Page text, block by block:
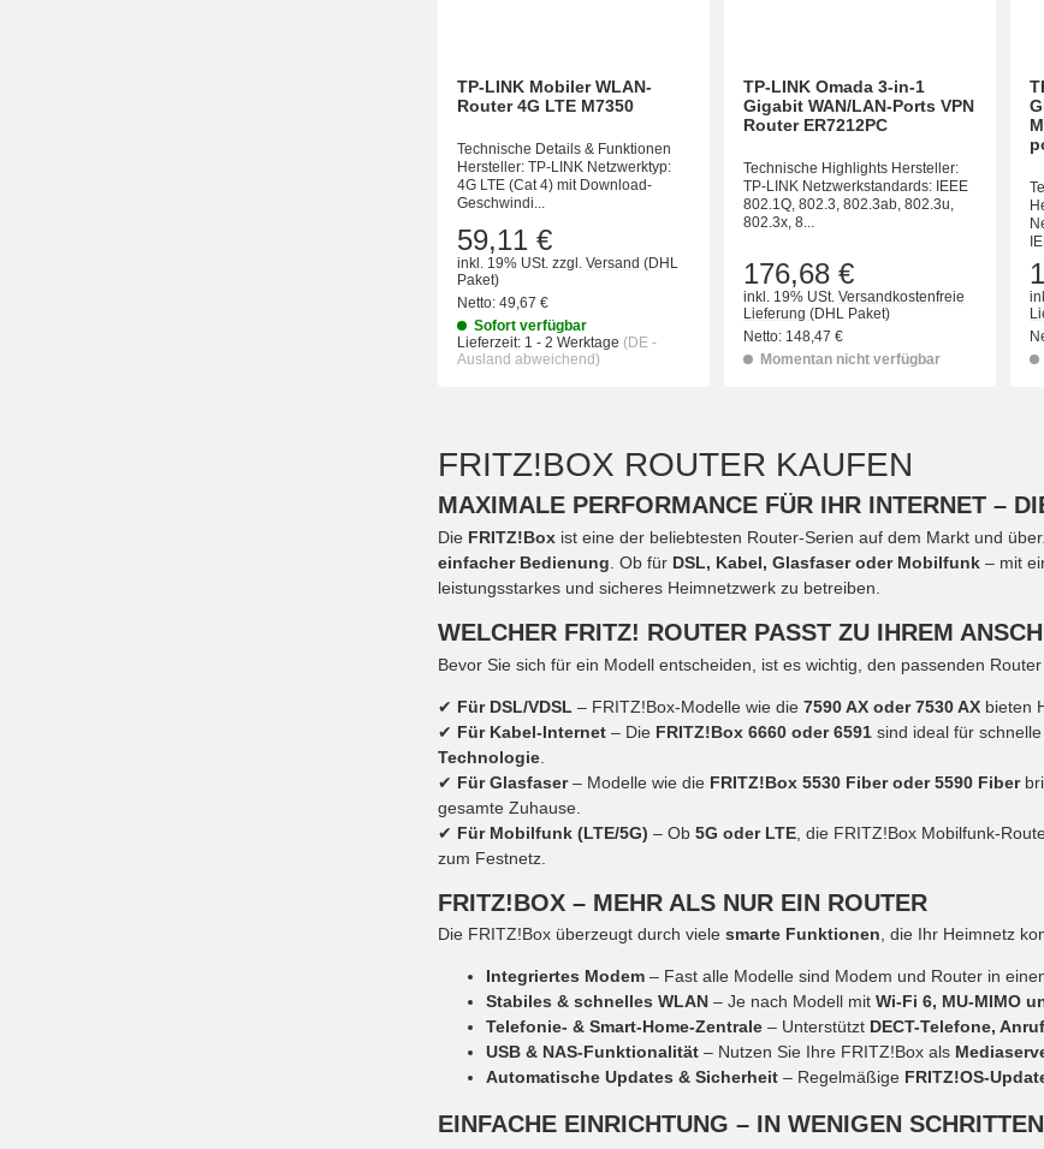
TP-LINK Mobiler WLAN-
Router 4G LTE M7350
Technische Details & Funktionen
Hersteller: TP-LINK Netzwerktyp:
4G LTE (Cat 4) mit Download-
Geschwindi...
59,11 €
inkl. 19% USt. zzgl. Versand (DHL
Paket)
Netto: 49,67 €
Sofort verfügbar
Lieferzeit: 1 - 2 Werktage (DE -
Ausland abweichend)
TP-LINK Omada 3-in-1
Gigabit WAN/LAN-Ports VPN
Router ER7212PC
Technische Highlights Hersteller:
TP-LINK Netzwerkstandards: IEEE
802.1Q, 802.3, 802.3ab, 802.3u,
802.3x, 8...
176,68 €
inkl. 19% USt. Versandkostenfreie
Lieferung (DHL Paket)
Netto: 148,47 €
Momentan nicht verfügbar
FRITZ!BOX ROUTER KAUFEN
MAXIMALE PERFORMANCE FÜR IHR INTERNET –
Die FRITZ!Box ist eine der beliebtesten Router-Serien auf dem Markt und
einfacher Bedienung . Ob für DSL, Kabel, Glasfaser oder Mobilfunk – mit
leistungsstarkes und sicheres Heimnetzwerk zu betreiben.
WELCHER FRITZ! ROUTER PASST ZU IHREM
Bevor Sie sich für ein Modell entscheiden, ist es wichtig, den passenden
✔ Für DSL/VDSL – FRITZ!Box-Modelle wie die 7590 AX oder 7530 AX bieten
✔ Für Kabel-Internet – Die FRITZ!Box 6660 oder 6591 sind ideal für
Technologie
✔ Für Glasfaser– Modelle wie die FRITZ!Box 5530 Fiber oder 5590 Fiber
gesamte Zuhause.
✔ Für Mobilfunk (LTE/5G) – Ob 5G oder LTE , die FRITZ!Box Mobilfunk-
zum Festnetz.
FRITZ!BOX – MEHR ALS NUR EIN ROUTER
Die FRITZ!Box überzeugt durch viele smarte Funktionen, die Ihr Heimnetz
Integriertes Modem – Fast alle Modelle sind Modem und Router in
Stabiles & schnelles WLAN – Je nach Modell mit Wi-Fi 6, MU-MIMO
Telefonie- & Smart-Home-Zentrale – Unterstützt DECT-Telefone,
USB & NAS-Funktionalität – Nutzen Sie Ihre FRITZ!Box als
Automatische Updates & Sicherheit – Regelmäßige FRITZ!OS-
EINFACHE EINRICHTUNG – IN WENIGEN